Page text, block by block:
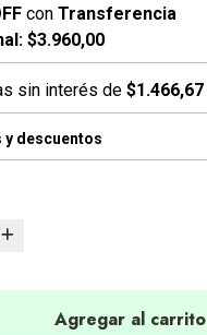
conTransferencia
$3.960,00
sin interés de$1.466,67
y descuentos
Agregar al carrito